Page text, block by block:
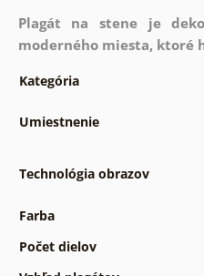
Plagát na stene je
moderného miesta, ktoré
Kategória
Umiestnenie
Technológia obrazov
Farba
Počet dielov